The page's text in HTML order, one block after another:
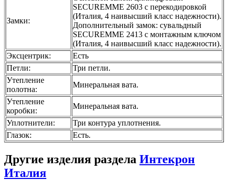
Замки:
SECUREMME 2603 с перекодировкой
(Италия, 4 наивысший класс надежности).
Дополнительный замок: сувальдный
SECUREMME 2413 с монтажным ключом
(Италия, 4 наивысший класс надежности).
Эксцентрик:
Есть
Петли:
Три петли.
Утепление
полотна:
Минеральная вата.
Утепление
коробки:
Минеральная вата.
Уплотнители:
Три контура уплотнения.
Глазок: Есть.
Другие изделия раздела Интекрон
Италия